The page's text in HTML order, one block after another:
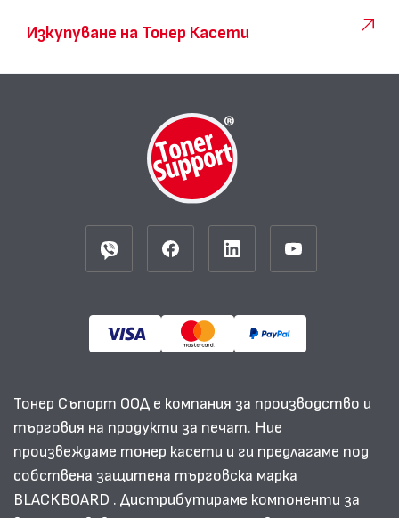
Изкупуване на Тонер Касети
Тонер Съпорт ООД е компания за производство и
търговия на продукти за печат. Ние
произвеждаме тонер касети и ги предлагаме под
собствена защитена търговска марка
BLACKBOARD . Дистрибутираме компоненти за